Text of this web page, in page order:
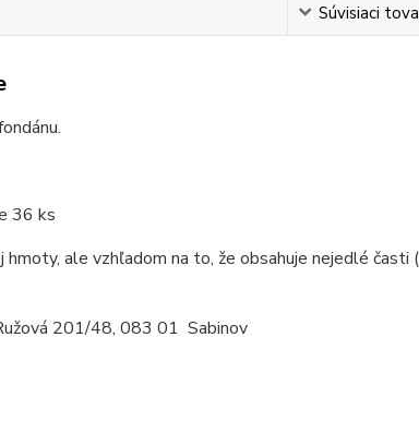
Súvisiaci
36 ks
ale vzhľadom na to, že obsahuje nejedlé časti
201/48, 083 01 Sabinov